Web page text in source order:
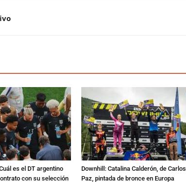
es el DT argentino
con su selección
Downhill: Catalina Calderón, de Carlos
Paz, pintada de bronce en Europa